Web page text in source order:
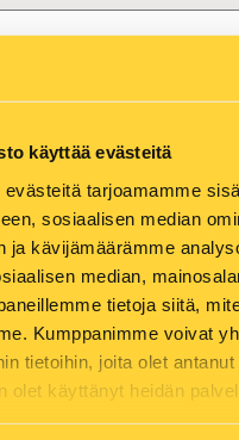
käyttää evästeitä
evästeitä tarjoamamme
sosiaalisen median
ja kävijämäärämme
median,
tietoja siitä,
Kumppanimme voivat
tietoihin, joita olet
olet käyttänyt heidän
calendar